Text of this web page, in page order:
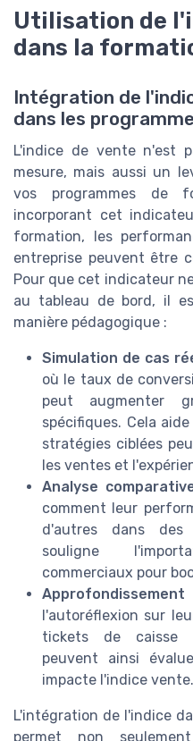
Utilisation de
dans la
Intégration de
dans les
L'indice de vente n'est
mesure, mais aussi un
vos programmes de
incorporant cet
formation, les
entreprise peuvent être
Pour que cet indicateur
au tableau de bord, il
manière pédagogique :
Simulation de cas
où le taux de
peut augmenter
spécifiques. Cela
stratégies ciblées
les ventes et
Analyse
comment leur
d'autres dans des
souligne
commerciaux pour
l'autoréflexion sur
tickets de caisse
peuvent ainsi
impacte l'indice vente.
L'intégration de l'indice
permet non